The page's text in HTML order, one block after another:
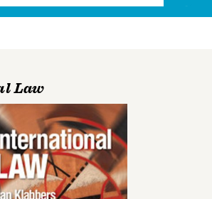
Law